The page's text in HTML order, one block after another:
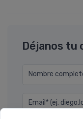
Déjanos tu
Nombre
Email* (ej.